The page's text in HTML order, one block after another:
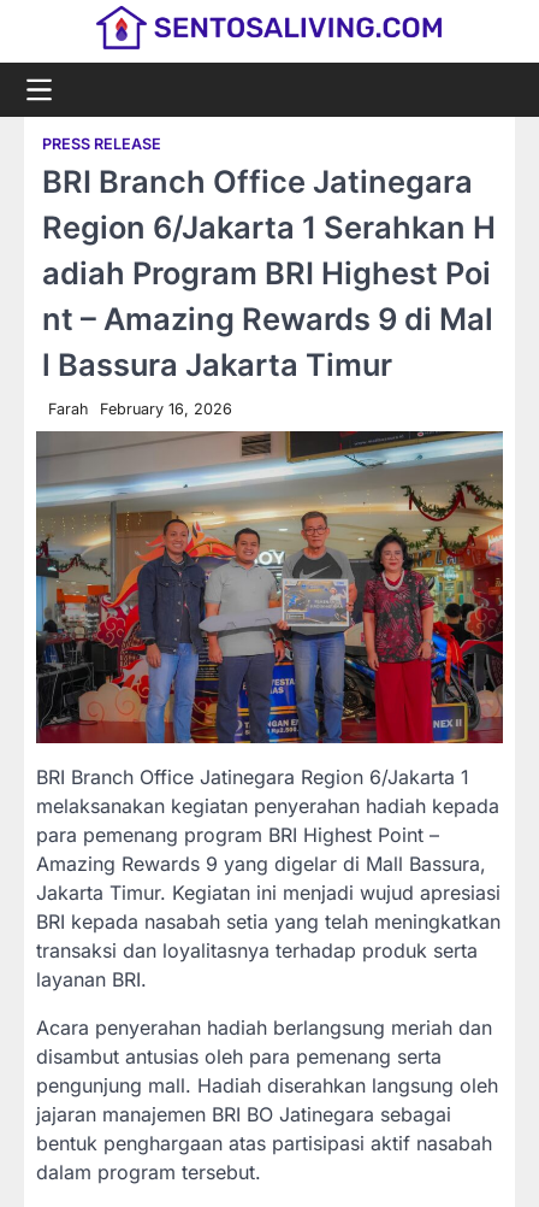
PRESS RELEASE
BRI Branch Office Jatinegara
Region 6/Jakarta 1 Serahkan H
adiah Program BRI Highest Poi
nt – Amazing Rewards 9 di Mal
l Bassura Jakarta Timur
Farah February 16, 2026
BRI Branch Office Jatinegara Region 6/Jakarta 1
melaksanakan kegiatan penyerahan hadiah kepada
para pemenang program BRI Highest Point –
Amazing Rewards 9 yang digelar di Mall Bassura,
Jakarta Timur. Kegiatan ini menjadi wujud apresiasi
BRI kepada nasabah setia yang telah meningkatkan
transaksi dan loyalitasnya terhadap produk serta
layanan BRI.
Acara penyerahan hadiah berlangsung meriah dan
disambut antusias oleh para pemenang serta
pengunjung mall. Hadiah diserahkan langsung oleh
jajaran manajemen BRI BO Jatinegara sebagai
bentuk penghargaan atas partisipasi aktif nasabah
dalam program tersebut.